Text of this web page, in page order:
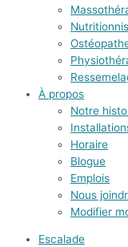
À propos
Notre
Horaire
Blogue
Emplois
Nous
Modifier
Escalade